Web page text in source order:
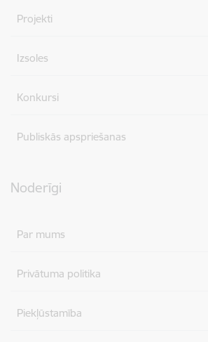
Projekti
Izsoles
Konkursi
Publiskās apspriešanas
Noderīgi
Par mums
Privātuma politika
Piekļūstamība